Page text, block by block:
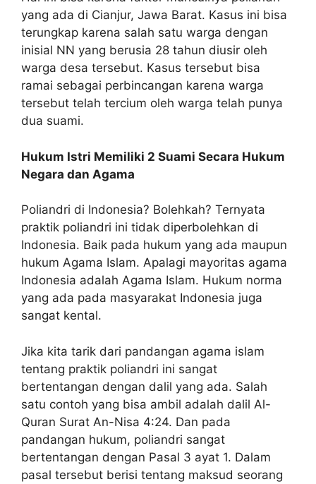
yang ada di Cianjur, Jawa Barat. Kasus ini bisa
terungkap karena salah satu warga dengan
inisial NN yang berusia 28 tahun diusir oleh
warga desa tersebut. Kasus tersebut bisa
ramai sebagai perbincangan karena warga
tersebut telah tercium oleh warga telah punya
dua suami.
Hukum Istri Memiliki 2 Suami Secara Hukum
Negara dan Agama
Poliandri di Indonesia? Bolehkah? Ternyata
praktik poliandri ini tidak diperbolehkan di
Indonesia. Baik pada hukum yang ada maupun
hukum Agama Islam. Apalagi mayoritas agama
Indonesia adalah Agama Islam. Hukum norma
yang ada pada masyarakat Indonesia juga
sangat kental.
Jika kita tarik dari pandangan agama islam
tentang praktik poliandri ini sangat
bertentangan dengan dalil yang ada. Salah
satu contoh yang bisa ambil adalah dalil Al-
Quran Surat An-Nisa 4:24. Dan pada
pandangan hukum, poliandri sangat
bertentangan dengan Pasal 3 ayat 1. Dalam
pasal tersebut berisi tentang maksud seorang